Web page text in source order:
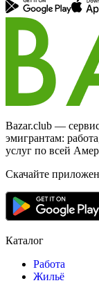
Bazar.club —
эмигрантам:
услуг по всей
Скачайте
Каталог
Работа
Жильё